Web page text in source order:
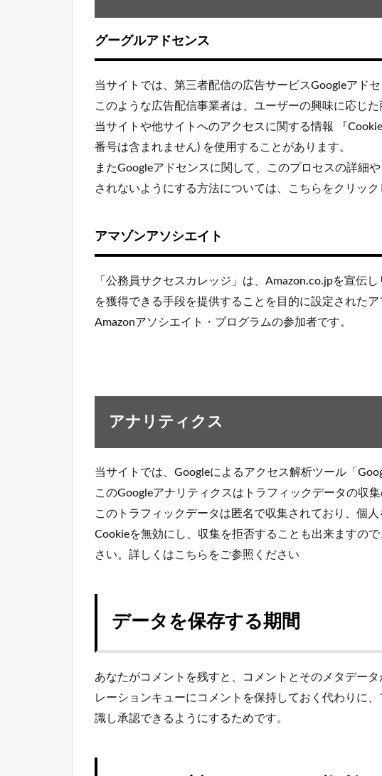
グーグルアドセンス
当サイトでは、第三者配信の広告サービスGoogleアドセ
このような広告配信事業者は、ユーザーの興味に応じ
当サイトや他サイトへのアクセスに関する情報 『
番号は含まれません) を使用することがあります。
またGoogleアドセンスに関して、このプロセスの詳細
されないようにする方法については、
こちら をクリック
アマゾンアソシエイト
「公務員サクセスカレッジ」は、Amazon.co.jpを宣伝
を獲得できる手段を提供することを目的に設定されたア
Amazonアソシエイト・プログラムの参加者です。
アナリティクス
当サイトでは、Googleによるアクセス解析ツール「
このGoogleアナリティクスはトラフィックデータの収
このトラフィックデータは匿名で収集されており、個人
Cookieを無効にし、収集を拒否することも出来ますの
さい。詳しくはこちら をご参照ください
データを保存する期間
あなたがコメントを残すと、コメントとそのメタデー
レーションキューにコメントを保持しておく代わりに
識し承認できるようにするためです。